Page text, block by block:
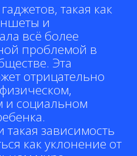
такая как
и
всё более
проблемой в
Эта
отрицательно
и социальном
такая зависимость
как уклонение от